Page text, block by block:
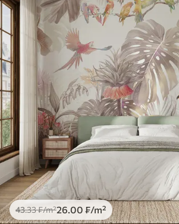
43.33₣/m²26.00 ₣/m²